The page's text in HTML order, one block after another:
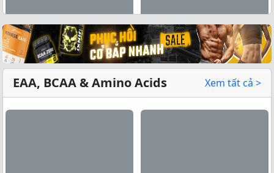
Xem tất cả →
EAA, BCAA & Amino Acids Xem tất cả >